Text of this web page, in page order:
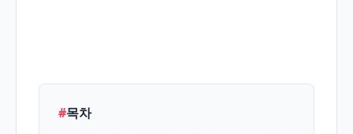
#목차